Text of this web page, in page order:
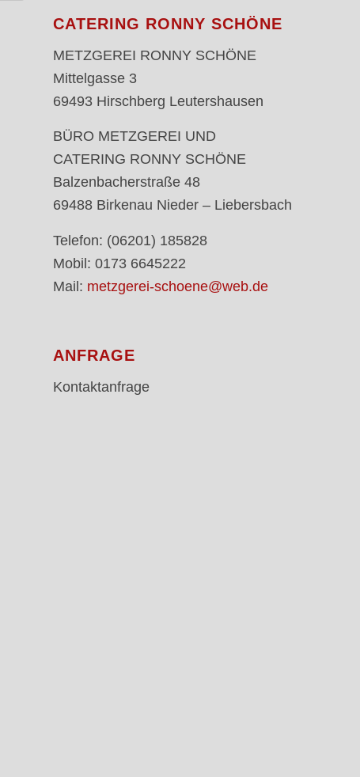
CATERING RONNY SCHÖNE
METZGEREI RONNY SCHÖNE
Mittelgasse 3
69493 Hirschberg Leutershausen
BÜRO METZGEREI UND
CATERING RONNY SCHÖNE
Balzenbacherstraße 48
69488 Birkenau Nieder – Liebersbach
Telefon: (06201) 185828
Mobil: 0173 6645222
Mail: metzgerei-schoene@web.de
ANFRAGE
Kontaktanfrage